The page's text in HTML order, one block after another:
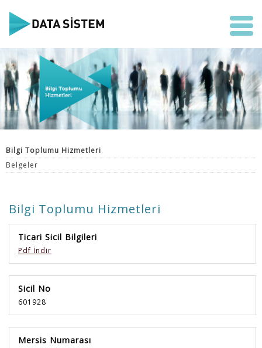
Bilgi Toplumu Hizmetleri
Belgeler
Bilgi Toplumu Hizmetleri
Ticari Sicil Bilgileri
Pdf İndir
Sicil No
601928
Mersis Numarası